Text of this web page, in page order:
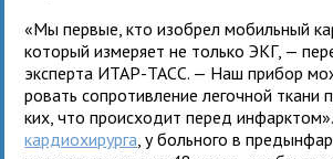
«Мы пер­вые, кто изоб­рел мобиль­ный
кото­рый изме­ряет не только ЭКГ, —
экс­перта ИТАР-ТАСС. — Наш при­бор
ро­вать сопро­тив­ле­ние легоч­ной ткани
ких, что про­ис­хо­дит перед
кар­дио­хи­рурга , у боль­ного в